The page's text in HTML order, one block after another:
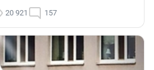
20 921 157